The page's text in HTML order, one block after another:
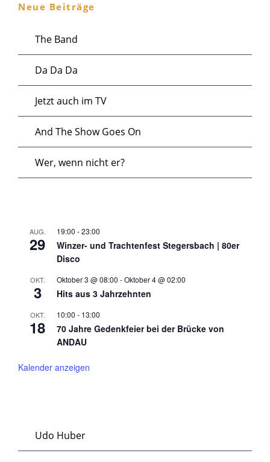
Neue Beiträge
The Band
Da Da Da
Jetzt auch im TV
And The Show Goes On
Wer, wenn nicht er?
AUG.
29
19:00 -23:00
Winzer- und Trachtenfest Stegersbach | 80er
Disco
OKT.
3
Oktober 3 @ 08:00 -Oktober 4 @ 02:00
Hits aus 3 Jahrzehnten
OKT.
18
10:00 - 13:00
70 Jahre Gedenkfeier bei der Brücke von
ANDAU
Kalender anzeigen
Udo Huber